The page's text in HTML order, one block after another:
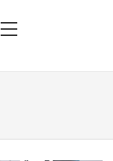
NAVIGATION